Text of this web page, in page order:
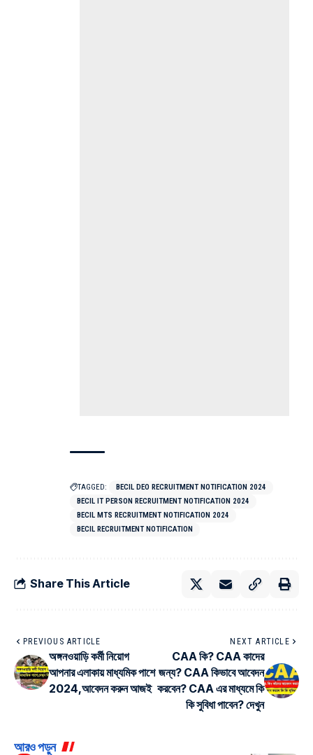
TAGGED:
BECIL DEO RECRUITMENT NOTIFICATION 2024
BECIL IT PERSON RECRUITMENT NOTIFICATION 2024
BECIL MTS RECRUITMENT NOTIFICATION 2024
BECIL RECRUITMENT NOTIFICATION
Share This Article
PREVIOUS ARTICLE
অঙ্গনওয়াড়ি কর্মী নিয়োগ
আপনার এলাকায় মাধ্যমিক পাশে
2024,আবেদন করুন আজই
NEXT ARTICLE
CAA কি? CAA কাদের
জন্য? CAA কিভাবে আবেদন
করবেন? CAA এর মাধ্যমে কি
কি সুবিধা পাবেন? দেখুন
আরও পড়ুন